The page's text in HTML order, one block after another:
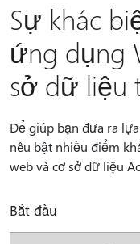
Sự khác
ứng dụng
sở dữ liệu
Để giúp bạn đưa ra
nêu bật nhiều điểm
web và cơ sở dữ liệu
Bắt đầu